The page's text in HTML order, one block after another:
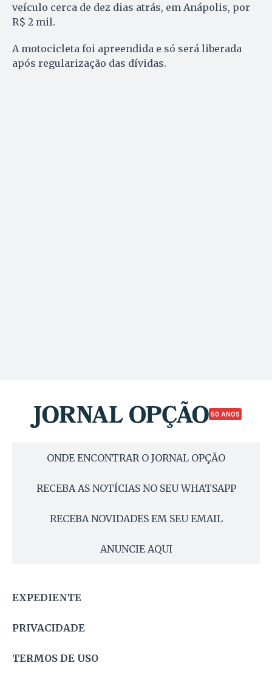
veículo cerca de dez dias atrás, em Anápolis, por
R$ 2 mil.
A motocicleta foi apreendida e só será liberada
após regularização das dívidas.
50 ANOS
ONDE ENCONTRAR O JORNAL OPÇÃO
RECEBA AS NOTÍCIAS NO SEU WHATSAPP
RECEBA NOVIDADES EM SEU EMAIL
ANUNCIE AQUI
EXPEDIENTE
PRIVACIDADE
TERMOS DE USO